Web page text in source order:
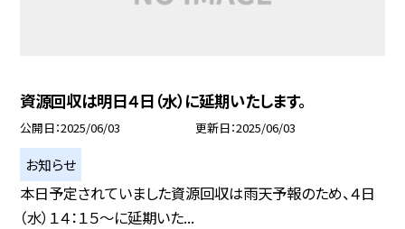
資源回収は明日４日（水）に延期いたします。
公開日 2025/06/03 更新日 2025/06/03
お知らせ
本日予定されていました資源回収は雨天予報のため、４日
（水）１４：１５～に延期いた...